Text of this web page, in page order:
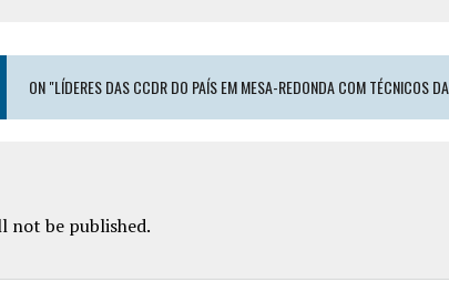
ON "LÍDERES DAS CCDR DO PAÍS EM MESA-REDONDA COM TÉCNICOS
not be published.